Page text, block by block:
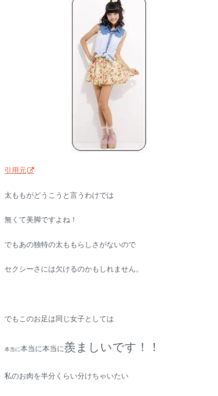
引用元
太ももがどうこうと言うわけでは
無くて美脚ですよね！
でもあの独特の太ももらしさがないので
セクシーさには欠けるのかもしれません。
でもこのお足は同じ女子としては
本当に本当に本当に羨ましいです！！
私のお肉を半分くらい分けちゃいたい